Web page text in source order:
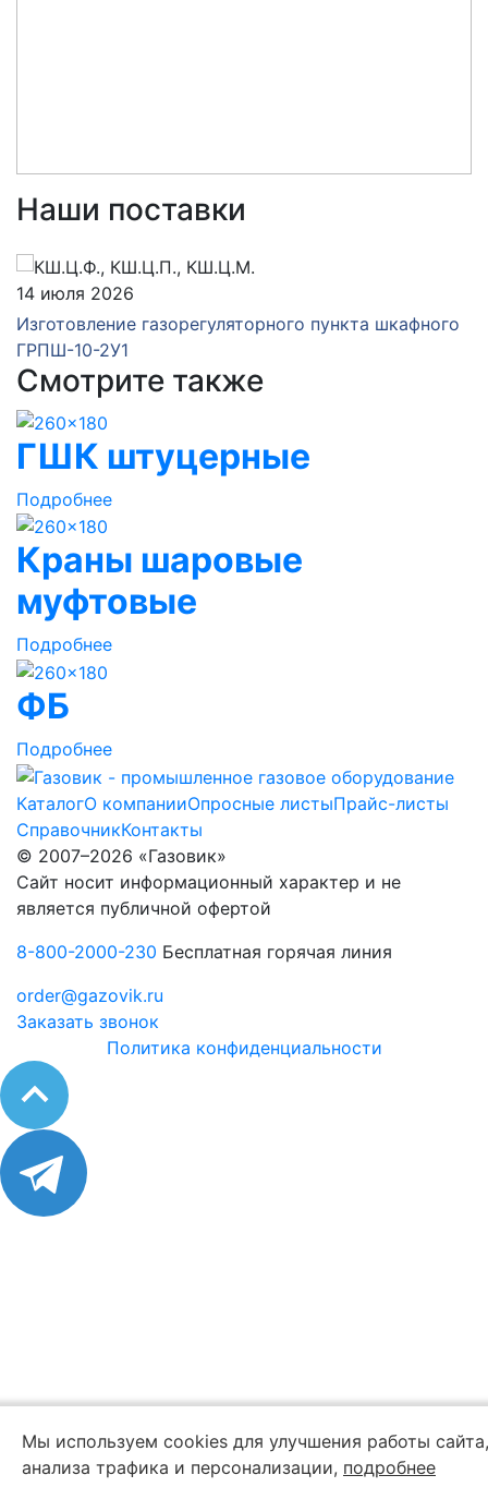
Наши поставки
14 июля 2026
Изготовление газорегуляторного пункта шкафного
ГРПШ-10-2У1
Смотрите также
ГШК штуцерные
Подробнее
Краны шаровые
муфтовые
Подробнее
ФБ
Подробнее
КаталогО компанииОпросные листыПрайс-листы
СправочникКонтакты
© 2007–2026 «Газовик»
Сайт носит информационный характер и не
является публичной офертой
8-800-2000-230 Бесплатная горячая линия
order@gazovik.ru
Заказать звонок
Политика конфиденциальности
Мы используем cookies для улучшения работы сайта,
анализа трафика и персонализации, подробнее